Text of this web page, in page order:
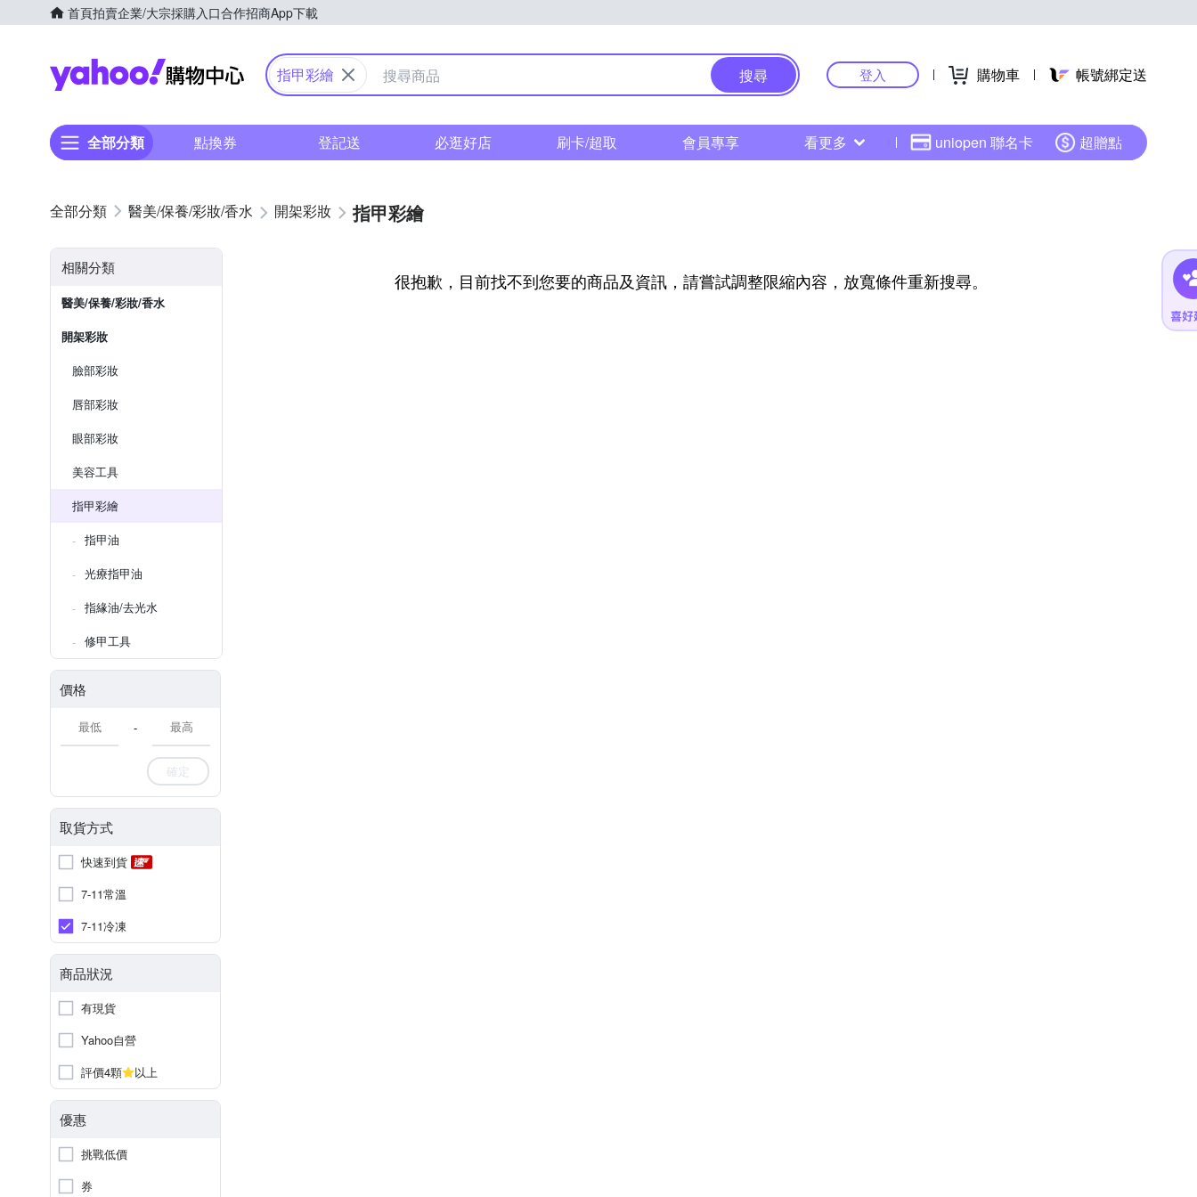
首頁拍賣企業/大宗採購入口合作招商App下載
Yahoo購物中心
指甲彩繪 搜尋 登入 購物車 帳號綁定送
全部分類 點換券 登記送 必逛好店 刷卡/超取 會員專享 看更多 uniopen 聯名卡 超贈點
醫美/保養/彩妝/香水 開架彩妝 指甲彩繪
相關分類
醫美/保養/彩妝/香水
開架彩妝
臉部彩妝
唇部彩妝
眼部彩妝
美容工具
指甲彩繪
指甲油
光療指甲油
指緣油/去光水
修甲工具
價格
-
確定
取貨方式
快速到貨
7-11常溫
7-11冷凍
商品狀況
有現貨
Yahoo自營
評價4顆
以上
優惠
挑戰低價
券
很抱歉，目前找不到您要的商品及資訊，請嘗試調整限縮內容，放寬條件重新搜尋。